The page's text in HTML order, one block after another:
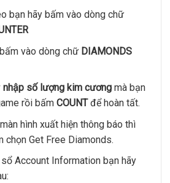
bạn hãy bấm vào dòng chữ
vào dòng chữ DIAMONDS
nhập số lượng kim cươngmà bạn
rồi bấm COUNTđể hoàn tất.
hình xuất hiện thông báo thì
chọn Get Free Diamonds.
Account Information bạn hãy